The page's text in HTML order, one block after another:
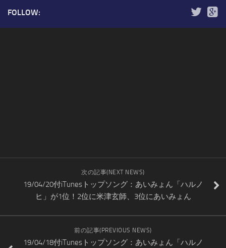
FOLLOW:
次の記事(NEXT NEWS)
19/04/20付iTunesトップソング：あいみょん「ハルノ
ヒ」が1位！2位に米津玄師、3位にあいみょん
前の記事(PREVIOUS NEWS)
19/04/18付iTunesトップソング：あいみょん「ハルノ